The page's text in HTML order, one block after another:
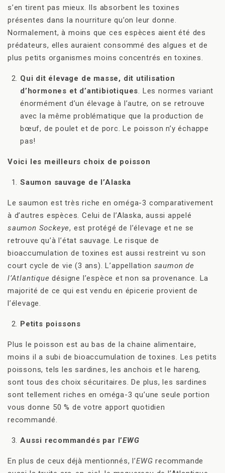
s’en tirent pas mieux. Ils absorbent les toxines
présentes dans la nourriture qu’on leur donne.
Normalement, à moins que ces espèces aient été des
prédateurs, elles auraient consommé des algues et de
plus petits organismes moins concentrés en toxines.
Qui dit élevage de masse, dit utilisation
d’hormones et d’antibiotiques. Les normes variant
énormément d’un élevage à l’autre, on se retrouve
avec la même problématique que la production de
bœuf, de poulet et de porc. Le poisson n’y échappe
pas!
Voici les meilleurs choix de poisson
Saumon sauvage de l’Alaska
Le saumon est très riche en oméga-3 comparativement
à d’autres espèces. Celui de l’Alaska, aussi appelé
saumon Sockeye, est protégé de l’élevage et ne se
retrouve qu’à l’état sauvage. Le risque de
bioaccumulation de toxines est aussi restreint vu son
court cycle de vie (3 ans). L’appellation saumon de
l’Atlantique désigne l’espèce et non sa provenance. La
majorité de ce qui est vendu en épicerie provient de
l’élevage.
Petits poissons
Plus le poisson est au bas de la chaine alimentaire,
moins il a subi de bioaccumulation de toxines. Les petits
poissons, tels les sardines, les anchois et le hareng,
sont tous des choix sécuritaires. De plus, les sardines
sont tellement riches en oméga-3 qu’une seule portion
vous donne 50 % de votre apport quotidien
recommandé.
Aussi recommandés par l’EWG
En plus de ceux déjà mentionnés, l’EWG recommande